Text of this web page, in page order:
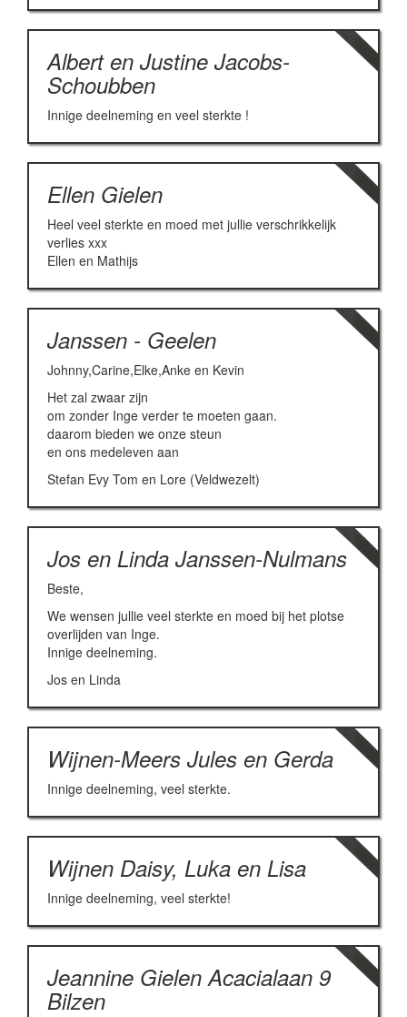
Albert en Justine Jacobs-
Schoubben
Innige deelneming en veel sterkte !
Ellen Gielen
Heel veel sterkte en moed met jullie verschrikkelijk
verlies xxx
Ellen en Mathijs
Janssen - Geelen
Johnny,Carine,Elke,Anke en Kevin
Het zal zwaar zijn
om zonder Inge verder te moeten gaan.
daarom bieden we onze steun
en ons medeleven aan
Stefan Evy Tom en Lore (Veldwezelt)
Jos en Linda Janssen-Nulmans
Beste,
We wensen jullie veel sterkte en moed bij het plotse
overlijden van Inge.
Innige deelneming.
Jos en Linda
Wijnen-Meers Jules en Gerda
Innige deelneming, veel sterkte.
Wijnen Daisy, Luka en Lisa
Innige deelneming, veel sterkte!
Jeannine Gielen Acacialaan 9
Bilzen